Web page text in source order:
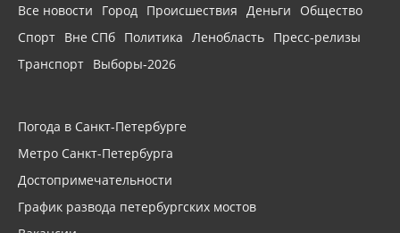
Все новости Город Происшествия Деньги
Общество
Спорт Вне СПб Политика Ленобласть Пресс-релизы
Транспорт Выборы-2026
Погода в Санкт-Петербурге
Метро Санкт-Петербурга
Достопримечательности
График развода петербургских мостов